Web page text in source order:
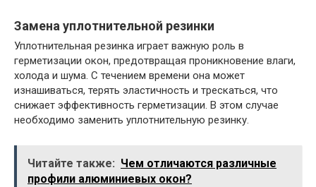
Замена уплотнительной резинки
Уплотнительная резинка играет важную роль в
герметизации окон, предотвращая проникновение влаги,
холода и шума. С течением времени она может
изнашиваться, терять эластичность и трескаться, что
снижает эффективность герметизации. В этом случае
необходимо заменить уплотнительную резинку.
Читайте также: Чем отличаются различные
профили алюминиевых окон?